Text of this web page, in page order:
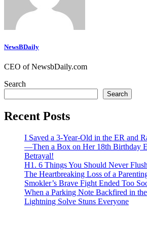
NewsBDaily
CEO of NewsbDaily.com
Search
Search
Recent Posts
I Saved a 3-Year-Old in the ER and
—Then a Box on Her 18th Birthday
Betrayal!
H1. 6 Things You Should Never
The Heartbreaking Loss of a
Smokler’s Brave Fight Ended Too
When a Parking Note Backfired in
Lightning Solve Stuns Everyone